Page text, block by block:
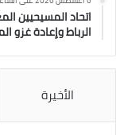
اتحاد المسيحيين
الرباط وإعادة غزو
الأخيرة